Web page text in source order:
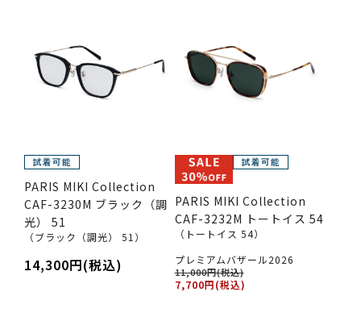
PARIS MIKI Collection
CAF-3230M ブラック（調
光） 51
（ブラック（調光） 51）
14,300円(税込)
PARIS MIKI Collection
CAF-3232M トートイス 54
（トートイス 54）
プレミアムバザール2026
11,000円(税込)
7,700円(税込)